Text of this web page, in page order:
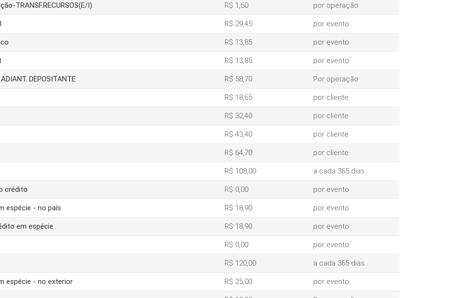
TRANSF.RECURSOS(E/I) R$ 1,60 por operação
R$ 29,45 por evento
R$ 13,85 por evento
R$ 13,85 por evento
DEPOSITANTE R$ 58,70 Por operação
R$ 18,65 por cliente
R$ 32,40 por cliente
R$ 43,40 por cliente
R$ 64,70 por cliente
R$ 108,00 a cada 365 dias
crédito R$ 0,00 por evento
espécie - no país R$ 18,90 por evento
em espécie R$ 18,90 por evento
R$ 0,00 por evento
R$ 120,00 a cada 365 dias
espécie - no exterior R$ 25,00 por evento